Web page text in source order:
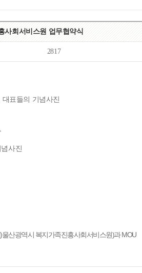
사회서비스원 업무협약식
2817
산광역시 복지가족진흥사회서비스원)과 MOU